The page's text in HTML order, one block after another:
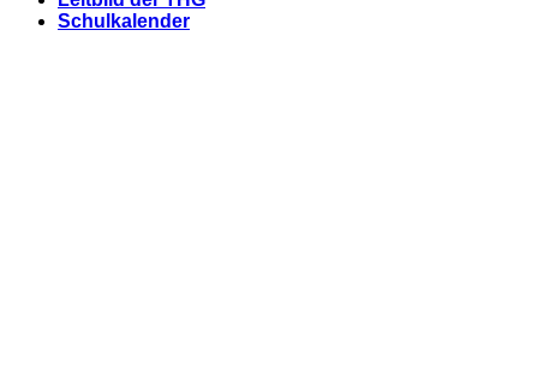
Schulkalender